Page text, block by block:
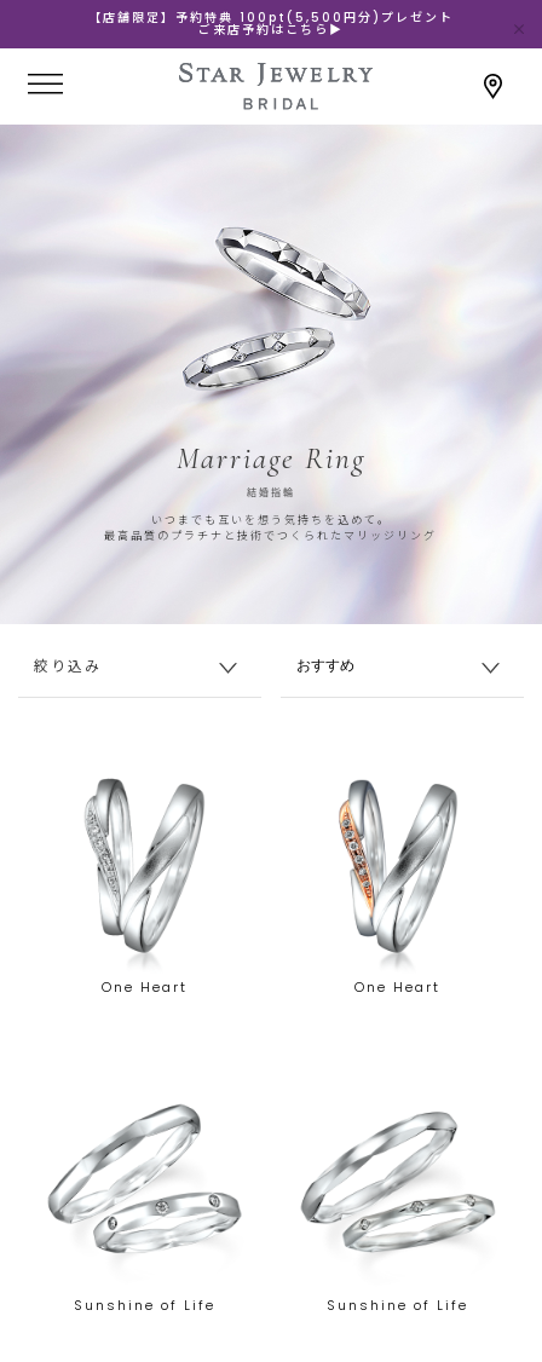
【店舗限定】予約特典 100pt(5,500円分)プレゼント
ご来店予約はこちら▶
Marriage Ring
結婚指輪
いつまでも互いを想う気持ちを込めて。
最高品質のプラチナと技術でつくられたマリッジリング
絞り込み
One Heart One Heart
Sunshine of Life Sunshine of Life